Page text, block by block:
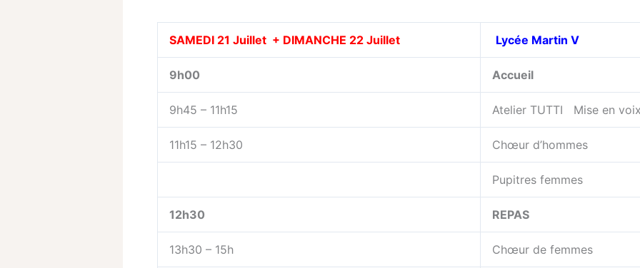
SAMEDI 21 Juillet + DIMANCHE 22 Juillet Lycée Martin V
9h00 Accueil
9h45 – 11h15 Atelier TUTTI Mise en
11h15 – 12h30 Chœur d’hommes
Pupitres femmes
12h30 REPAS
13h30 – 15h Chœur de femmes